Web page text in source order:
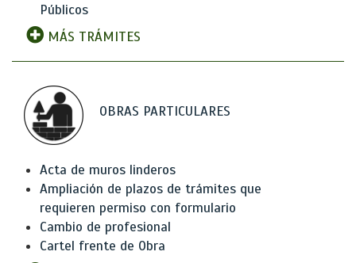
Públicos
MÁS TRÁMITES
OBRAS PARTICULARES
Acta de muros linderos
Ampliación de plazos de trámites que
requieren permiso con formulario
Cambio de profesional
Cartel frente de Obra